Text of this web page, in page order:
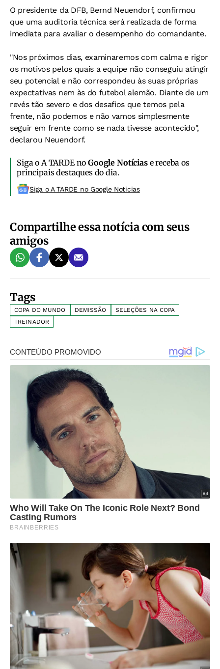
O presidente da DFB, Bernd Neuendorf, confirmou
que uma auditoria técnica será realizada de forma
imediata para avaliar o desempenho do comandante.
"Nos próximos dias, examinaremos com calma e rigor
os motivos pelos quais a equipe não conseguiu atingir
seu potencial e não correspondeu às suas próprias
expectativas nem às do futebol alemão. Diante de um
revés tão severo e dos desafios que temos pela
frente, não podemos e não vamos simplesmente
seguir em frente como se nada tivesse acontecido",
declarou Neuendorf.
Siga o A TARDE noGoogle Notíciase receba os
principais destaques do dia.
Siga o A TARDE no Google Noticias
Compartilhe essa notícia com seus
amigos
Tags
COPA DO MUNDO DEMISSÃO
SELEÇÕES NA COPA
TREINADOR